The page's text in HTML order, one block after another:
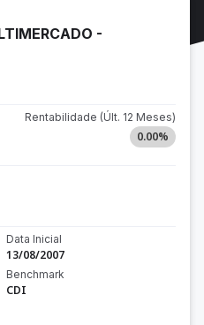
-
Rentabilidade (Últ. 12 Meses)
0.00%
Data Inicial
13/08/2007
Benchmark
CDI